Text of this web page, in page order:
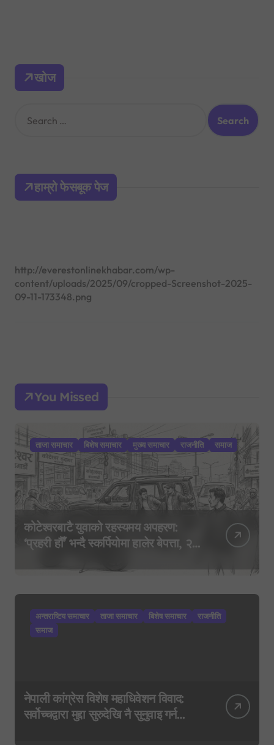
खोज
h
o
हाम्रो फेसबूक पेज
http://everestonlinekhabar.com/wp-
content/uploads/2025/09/cropped-Screenshot-2025-
09-11-173348.png
You Missed
ताजा समाचार बिशेष समाचार मुख्य समाचार राजनीति समाज
कोटेश्वरबाटै युवाको रहस्यमय अपहरण:
‘प्रहरी हौँ’ भन्दै स्कर्पियोमा हालेर बेपत्ता, २०
अन्तराष्टिय समाचार ताजा समाचार बिशेष समाचार
राजनीति
समाज
नेपाली कांग्रेस विशेष महाधिवेशन विवाद:
सर्वोच्चद्वारा मुद्दा सुरुदेखि नै सुनुवाइ गर्न